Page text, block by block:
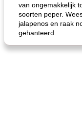
van ongemakkelijk
soorten peper.
jalapenos en raak
gehanteerd.